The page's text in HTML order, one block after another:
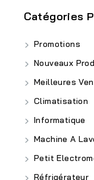
Catégories
Promotions
Nouveaux
Meilleures
Climatisation
Informatique
Machine A
Petit
Réfrigérateur